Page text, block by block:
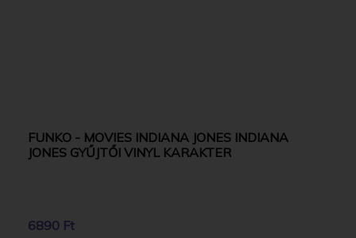
FUNKO - MOVIES INDIANA JONES INDIANA
JONES GYŰJTŐI VINYL KARAKTER
6890 Ft